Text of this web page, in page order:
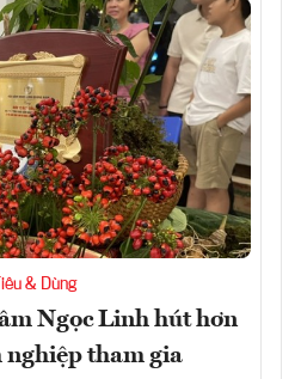
Tiêu & Dùng
Ngọc Linh hút hơn
nghiệp tham gia